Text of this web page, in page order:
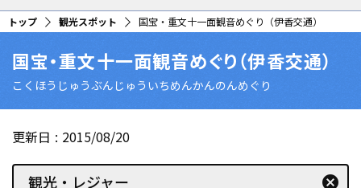
トップ 観光スポット 国宝・重文十一面観音めぐり（伊香交通）
国宝・重文十一面観音めぐり（伊香交通）
こくほうじゅうぶんじゅういちめんかんのんめぐり
更新日 2015/08/20
観光・レジャー cancel